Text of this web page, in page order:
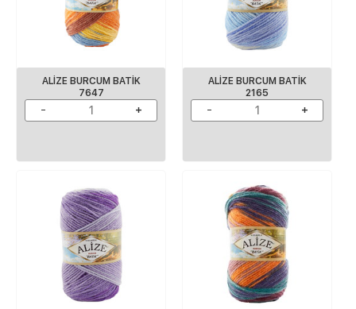
ALIZE BURCUM BATIK
7647
ALIZE BURCUM BATIK
2165